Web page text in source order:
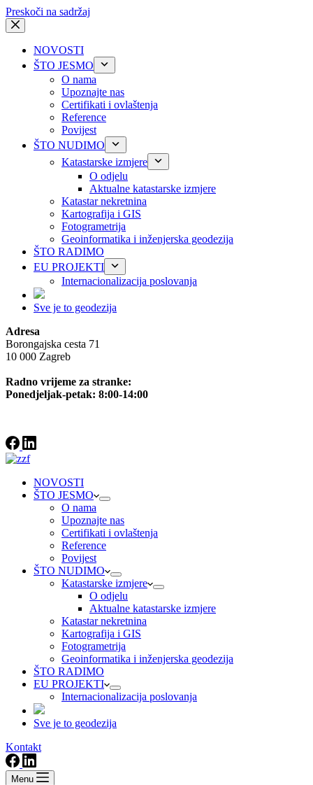
Preskoči na sadržaj
NOVOSTI
ŠTO JESMO
O nama
Upoznajte nas
Certifikati i ovlaštenja
Reference
Povijest
ŠTO NUDIMO
Katastarske izmjere
O odjelu
Aktualne katastarske izmjere
Katastar nekretnina
Kartografija i GIS
Fotogrametrija
Geoinformatika i inženjerska geodezija
ŠTO RADIMO
EU PROJEKTI
Internacionalizacija poslovanja
Sve je to geodezija
Adresa
Borongajska cesta 71
10 000 Zagreb
Radno vrijeme za stranke:
Ponedjeljak-petak: 8:00-14:00
NOVOSTI
ŠTO JESMO
O nama
Upoznajte nas
Certifikati i ovlaštenja
Reference
Povijest
ŠTO NUDIMO
Katastarske izmjere
O odjelu
Aktualne katastarske izmjere
Katastar nekretnina
Kartografija i GIS
Fotogrametrija
Geoinformatika i inženjerska geodezija
ŠTO RADIMO
EU PROJEKTI
Internacionalizacija poslovanja
Sve je to geodezija
Kontakt
Menu